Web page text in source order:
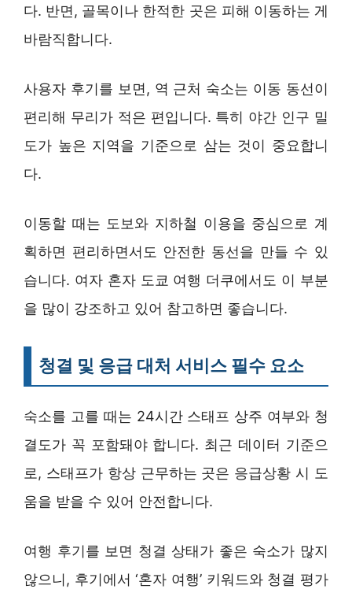
다. 반면, 골목이나 한적한 곳은 피해 이동하는 게
바람직합니다.
사용자 후기를 보면, 역 근처 숙소는 이동 동선이
편리해 무리가 적은 편입니다. 특히 야간 인구 밀
도가 높은 지역을 기준으로 삼는 것이 중요합니
다.
이동할 때는 도보와 지하철 이용을 중심으로 계
획하면 편리하면서도 안전한 동선을 만들 수 있
습니다. 여자 혼자 도쿄 여행 더쿠에서도 이 부분
을 많이 강조하고 있어 참고하면 좋습니다.
청결 및 응급 대처 서비스 필수 요소
숙소를 고를 때는 24시간 스태프 상주 여부와 청
결도가 꼭 포함돼야 합니다. 최근 데이터 기준으
로, 스태프가 항상 근무하는 곳은 응급상황 시 도
움을 받을 수 있어 안전합니다.
여행 후기를 보면 청결 상태가 좋은 숙소가 많지
않으니, 후기에서 ‘혼자 여행’ 키워드와 청결 평가